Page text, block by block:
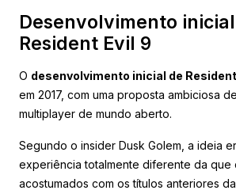
Desenvolvimento
Resident Evil 9
O desenvolvimento inicial de
em 2017, com uma proposta ambiciosa
multiplayer de mundo aberto.
Segundo o insider Dusk Golem, a ideia
experiência totalmente diferente da que
acostumados com os títulos anteriores